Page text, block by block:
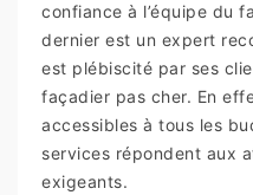
confiance à l’équipe du
dernier est un expert
est plébiscité par ses
façadier pas cher. En
accessibles à tous les
services répondent aux
exigeants.